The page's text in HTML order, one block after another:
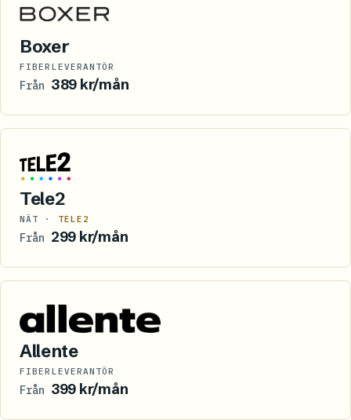
Boxer
FIBERLEVERANTÖR
Från 389 kr/mån
Tele2
NÄT · TELE2
Från 299 kr/mån
Allente
FIBERLEVERANTÖR
Från 399 kr/mån